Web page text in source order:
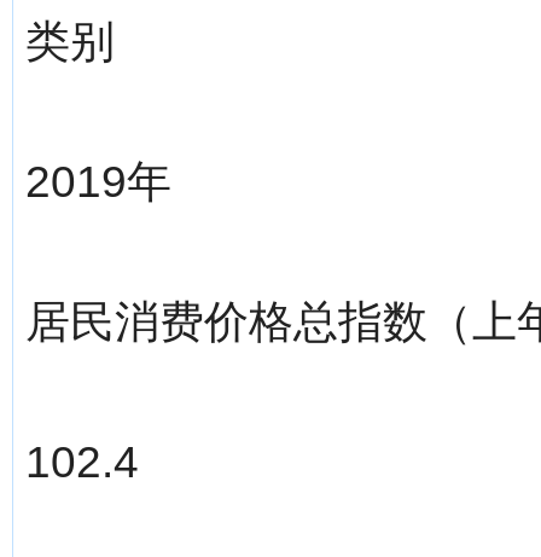
类别
2019年
居民消费价格总指数（上
102.4